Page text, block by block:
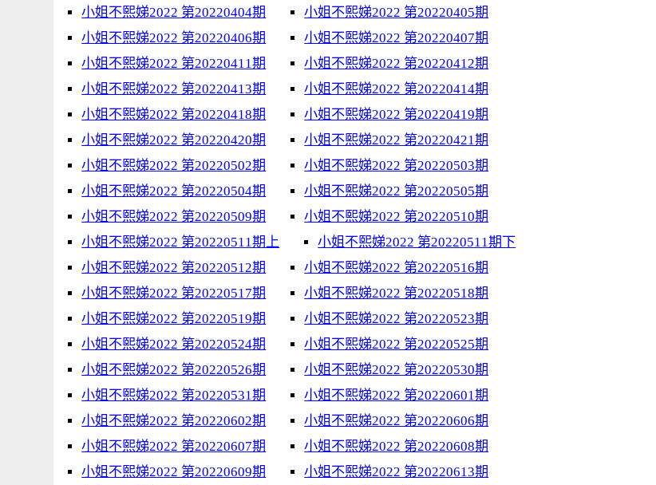
小姐不熙娣2022 第20220404期
小姐不熙娣2022 第20220405期
小姐不熙娣2022 第20220406期
小姐不熙娣2022 第20220407期
小姐不熙娣2022 第20220411期
小姐不熙娣2022 第20220412期
小姐不熙娣2022 第20220413期
小姐不熙娣2022 第20220414期
小姐不熙娣2022 第20220418期
小姐不熙娣2022 第20220419期
小姐不熙娣2022 第20220420期
小姐不熙娣2022 第20220421期
小姐不熙娣2022 第20220502期
小姐不熙娣2022 第20220503期
小姐不熙娣2022 第20220504期
小姐不熙娣2022 第20220505期
小姐不熙娣2022 第20220509期
小姐不熙娣2022 第20220510期
小姐不熙娣2022 第20220511期上
小姐不熙娣2022 第20220511期下
小姐不熙娣2022 第20220512期
小姐不熙娣2022 第20220516期
小姐不熙娣2022 第20220517期
小姐不熙娣2022 第20220518期
小姐不熙娣2022 第20220519期
小姐不熙娣2022 第20220523期
小姐不熙娣2022 第20220524期
小姐不熙娣2022 第20220525期
小姐不熙娣2022 第20220526期
小姐不熙娣2022 第20220530期
小姐不熙娣2022 第20220531期
小姐不熙娣2022 第20220601期
小姐不熙娣2022 第20220602期
小姐不熙娣2022 第20220606期
小姐不熙娣2022 第20220607期
小姐不熙娣2022 第20220608期
小姐不熙娣2022 第20220609期
小姐不熙娣2022 第20220613期